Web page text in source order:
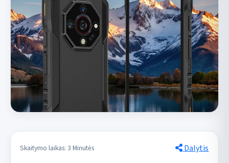
Skaitymo laikas: 3 Minutės Dalytis